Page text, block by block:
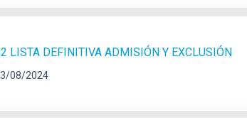
LISTA DEFINITIVA ADMISIÓN Y EXCLUSIÓN
08/2024